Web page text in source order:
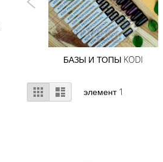
БАЗЫ И ТОПЫ KODI
Посмотреть,
как
СеткаСписокэлемент 1